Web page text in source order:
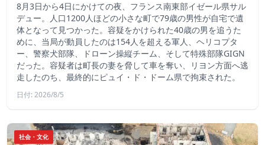
8月3日から4日にかけての夜、フランス南東部イゼール県サル
デュー。人口1200人ほどの小さな町で79歳の男性が自宅で遺
体となって見つかった。容疑をかけられた40歳の男を追うた
めに、当局が動員したのは154人を超える軍人、ヘリコプタ
ー、警察犬部隊、ドローン操縦チーム、そして特殊部隊GIGN
だった。容疑者は町長の妻を脅して車を奪い、リヨン方面へ逃
走したのち、最終的にピュイ・ド・ドーム県で拘束された。
日付: 2026/8/5
社会・文化